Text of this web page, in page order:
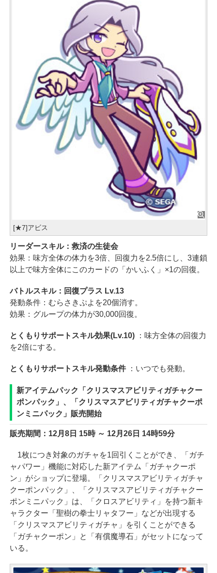
[★7]アビス
リーダースキル：救済の生徒会
効果：味方全体の体力を3倍、回復力を2.5倍にし、3連鎖
以上で味方全体にこのカードの「かいふく」×1の回復。
バトルスキル：回復プラス Lv.13
発動条件：むらさきぷよを20個消す。
効果：グループの体力が30,000回復。
とくもりサポートスキル効果(Lv.10)
：味方全体の回復力
を2倍にする。
とくもりサポートスキル発動条件 ：いつでも発動。
新アイテムパック「クリスマスアビリティガチャクー
ポンパック」、「クリスマスアビリティガチャクーポ
ンミニパック」販売開始
販売期間：12月8日 15時 ～ 12月26日 14時59分
1枚につき対象のガチャを1回引くことができ、「ガチ
ャパワー」機能に対応した新アイテム「ガチャクーポ
ン」がショップに登場。「クリスマスアビリティガチャ
クーポンパック」、「クリスマスアビリティガチャクー
ポンミニパック」は、「クロスアビリティ」を持つ新キ
ャラクター「聖樹の拳士リャタフー」などが出現する
「クリスマスアビリティガチャ」を引くことができる
「ガチャクーポン」と「有償魔導石」がセットになって
いる。